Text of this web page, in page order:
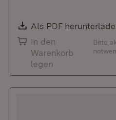
Download:
Als PDF
In den
Warenkorb
legen
Bitte